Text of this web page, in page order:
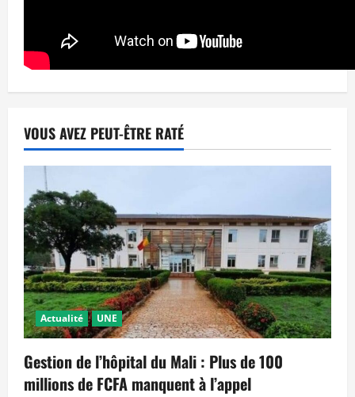
VOUS AVEZ PEUT-ÊTRE RATÉ
Actualité UNE
Gestion de l’hôpital du Mali : Plus de 100
millions de FCFA manquent à l’appel